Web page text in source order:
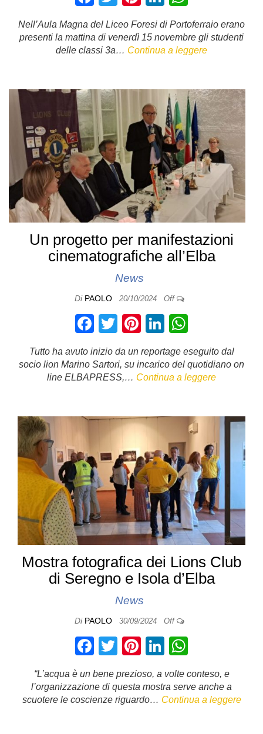
a
c
e
o
o
k
wi
tt
er
nt
er
e
n
k
e
n
h
at
s
p
p
Nell’Aula Magna del Liceo Foresi di Portoferraio erano
presenti la mattina di venerdì 15 novembre gli studenti
delle classi 3a… Continua a leggere
Un progetto per manifestazioni
cinematografiche all’Elba
News
Di PAOLO 20/10/2024 Off
F
a
c
e
o
o
k
T
wi
tt
er
Pi
er
e
Li
k
e
n
at
s
p
p
Tutto ha avuto inizio da un reportage eseguito dal
socio lion Marino Sartori, su incarico del quotidiano on
line ELBAPRESS,… Continua a leggere
Mostra fotografica dei Lions Club
di Seregno e Isola d’Elba
News
Di PAOLO 30/09/2024 Off
F
c
e
T
tt
er
Pi
er
e
Li
n
k
e
at
s
“L’acqua è un bene prezioso, a volte conteso, e
l’organizzazione di questa mostra serve anche a
scuotere le coscienze riguardo… Continua a leggere